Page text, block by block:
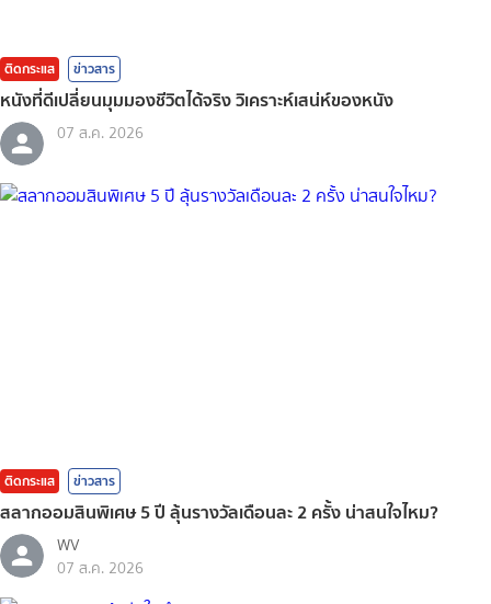
ติดกระแส ข่าวสาร
หนังที่ดีเปลี่ยนมุมมองชีวิตได้จริง วิเคราะห์เสน่ห์ของหนัง
07 ส.ค. 2026
ติดกระแส ข่าวสาร
สลากออมสินพิเศษ 5 ปี ลุ้นรางวัลเดือนละ 2 ครั้ง น่าสนใจไหม?
WV
07 ส.ค. 2026